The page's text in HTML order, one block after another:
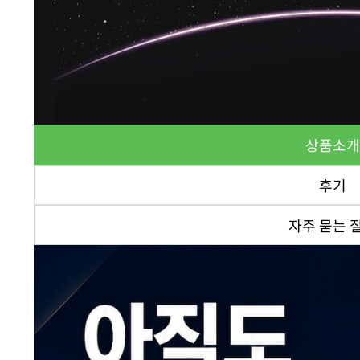
상품소개
후기
자주 묻는